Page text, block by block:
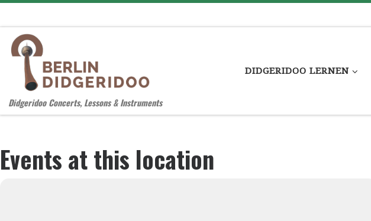
Didgeridoo Concerts, Lessons & Instruments
DIDGERIDOO LERNEN
Events at this location